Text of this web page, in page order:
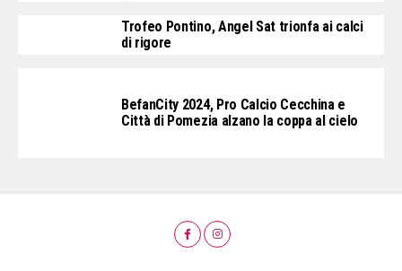
Trofeo Pontino, Angel Sat trionfa ai calci
di rigore
BefanCity 2024, Pro Calcio Cecchina e
Città di Pomezia alzano la coppa al cielo